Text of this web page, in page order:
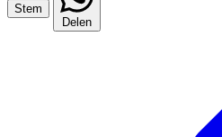
Stem
Delen